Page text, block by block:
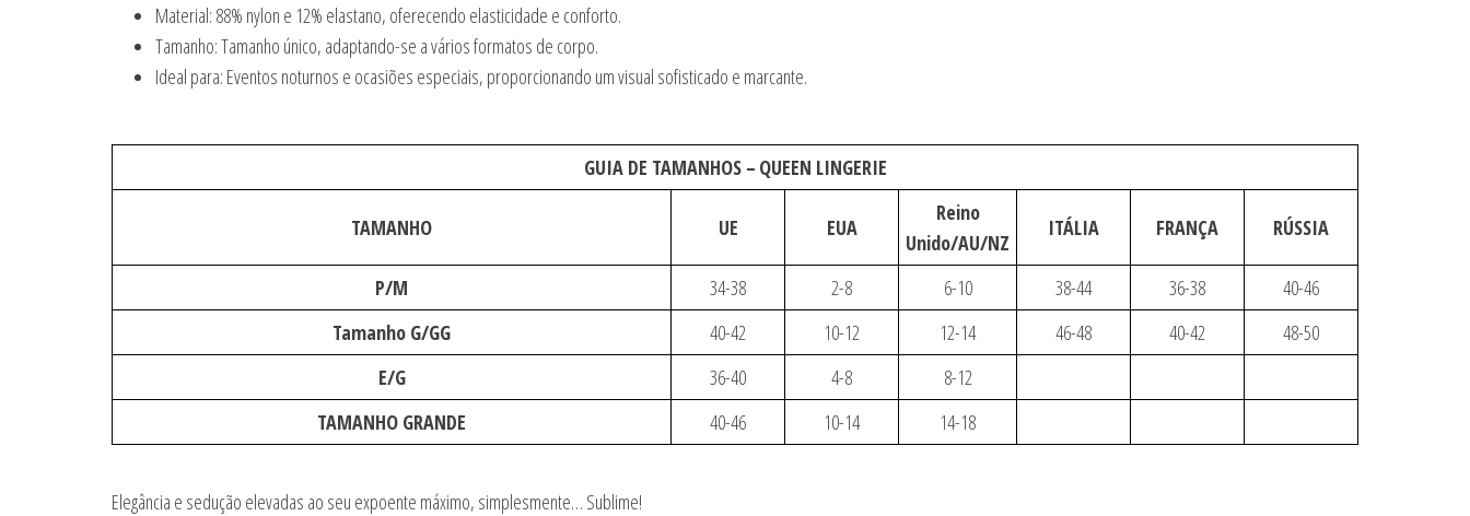
Material: 88% nylon e 12% elastano, oferecendo elasticidade e conforto.
Tamanho: Tamanho único, adaptando-se a vários formatos de corpo.
Ideal para: Eventos noturnos e ocasiões especiais, proporcionando um visual sofisticado e marcante.
GUIA DE TAMANHOS – QUEEN LINGERIE
TAMANHO UE EUA
Reino
Unido/AU/NZ
ITÁLIA FRANÇA RÚSSIA
P/M 34-38 2-8 6-10 38-44 36-38
40-46
Tamanho G/GG
40-42 10-12 12-14 46-48 40-42
48-50
E/G
36-40 4-8
8-12
TAMANHO GRANDE
40-46 10-14 14-18
Elegância e sedução elevadas ao seu expoente máximo, simplesmente… Sublime!